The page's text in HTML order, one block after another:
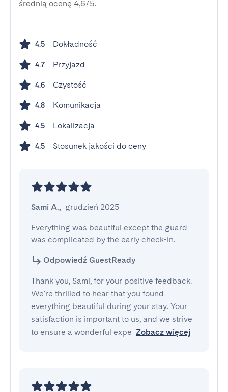
średnią ocenę 4,6/5.
4.5 Dokładność
4.7 Przyjazd
4.6 Czystość
4.8 Komunikacja
4.5 Lokalizacja
4.5 Stosunek jakości do ceny
Sami A., grudzień 2025
Everything was beautiful except the guard
was complicated by the early check-in.
Odpowiedź GuestReady
Thank you, Sami, for your positive feedback.
We're thrilled to hear that you found
everything beautiful during your stay. Your
satisfaction is important to us, and we strive
to ensure a wonderful expe Zobacz więcej